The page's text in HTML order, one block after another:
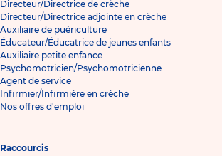
Directeur/Directrice de crèche
Directeur/Directrice adjointe en crèche
Auxiliaire de puériculture
Éducateur/Éducatrice de jeunes enfants
Auxiliaire petite enfance
Psychomotricien/Psychomotricienne
Agent de service
Infirmier/Infirmière en crèche
Nos offres d'emploi
Raccourcis